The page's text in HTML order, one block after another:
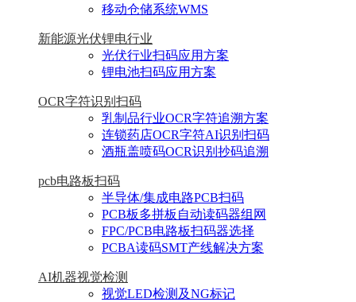
移动仓储系统WMS
新能源光伏锂电行业
光伏行业扫码应用方案
锂电池扫码应用方案
OCR字符识别扫码
乳制品行业OCR字符追溯方案
连锁药店OCR字符AI识别扫码
酒瓶盖喷码OCR识别抄码追溯
pcb电路板扫码
半导体/集成电路PCB扫码
PCB板多拼板自动读码器组网
FPC/PCB电路板扫码器选择
PCBA读码SMT产线解决方案
AI机器视觉检测
视觉LED检测及NG标记